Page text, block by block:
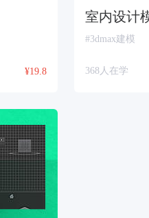
¥19.8
室内设计
#3dmax建模
368人在学